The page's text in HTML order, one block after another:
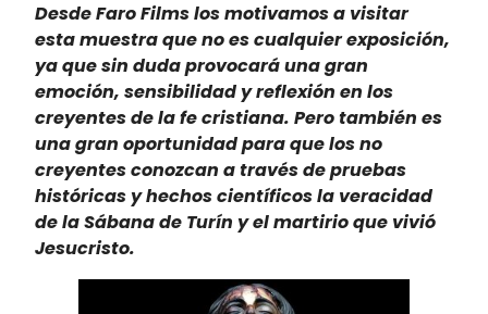
Desde Faro Films los motivamos a visitar
esta muestra que no es cualquier exposición,
ya que sin duda provocará una gran
emoción, sensibilidad y reflexión en los
creyentes de la fe cristiana. Pero también es
una gran oportunidad para que los no
creyentes conozcan a través de pruebas
históricas y hechos científicos la veracidad
de la Sábana de Turín y el martirio que vivió
Jesucristo.